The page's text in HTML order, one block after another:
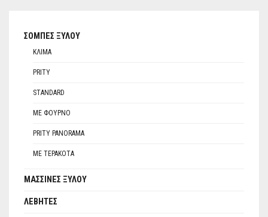
ΣΌΜΠΕΣ ΞΎΛΟΥ
ΚΛΊΜΑ
PRITY
STANDARD
ΜΕ ΦΟΎΡΝΟ
PRITY PANORAMA
ΜΕ ΤΕΡΑΚΌΤΑ
ΜΑΣΣΊΝΕΣ ΞΎΛΟΥ
ΛΈΒΗΤΕΣ